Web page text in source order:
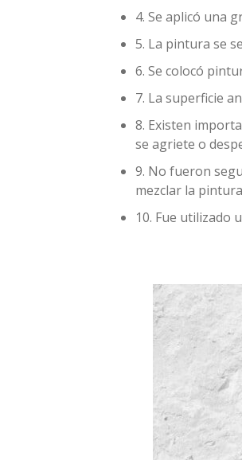
4. Se aplicó una
5. La pintura se
6. Se colocó
7. La superficie
8. Existen
se agriete o
9. No fueron
mezclar la
10. Fue utilizado